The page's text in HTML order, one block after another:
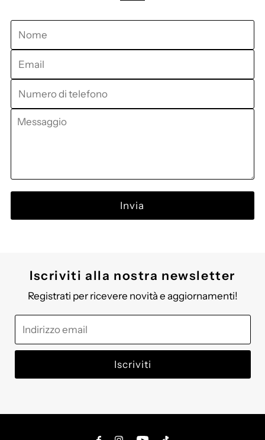
telefono
Messaggio
Iscriviti alla nostra newsletter
Registrati per ricevere novità e aggiornamenti!
Iscriviti